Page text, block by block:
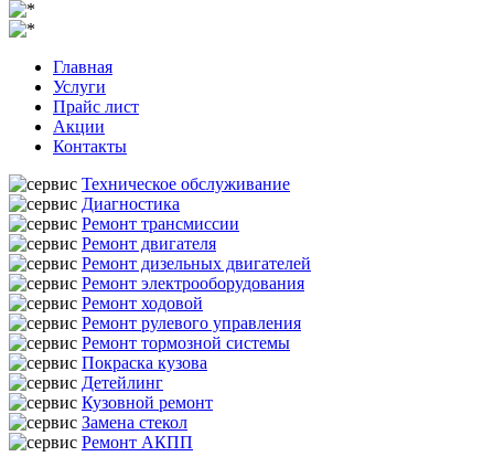
Главная
Услуги
Прайс лист
Акции
Контакты
Техническое обслуживание
Диагностика
Ремонт трансмиссии
Ремонт двигателя
Ремонт дизельных двигателей
Ремонт электрооборудования
Ремонт ходовой
Ремонт рулевого управления
Ремонт тормозной системы
Покраска кузова
Детейлинг
Кузовной ремонт
Замена стекол
Ремонт АКПП